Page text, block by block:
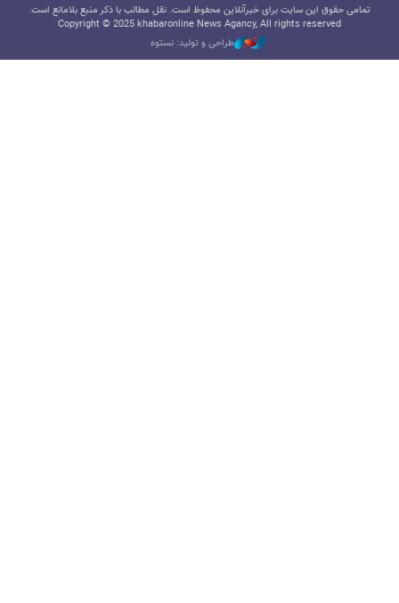
تمامی حقوق این سایت برای خبرآنلاین محفوظ است. نقل مطالب با ذکر منبع بلامانع است.
Copyright © 2025 khabaronline News Agancy, All rights reserved
طراحی و تولید: نستوه